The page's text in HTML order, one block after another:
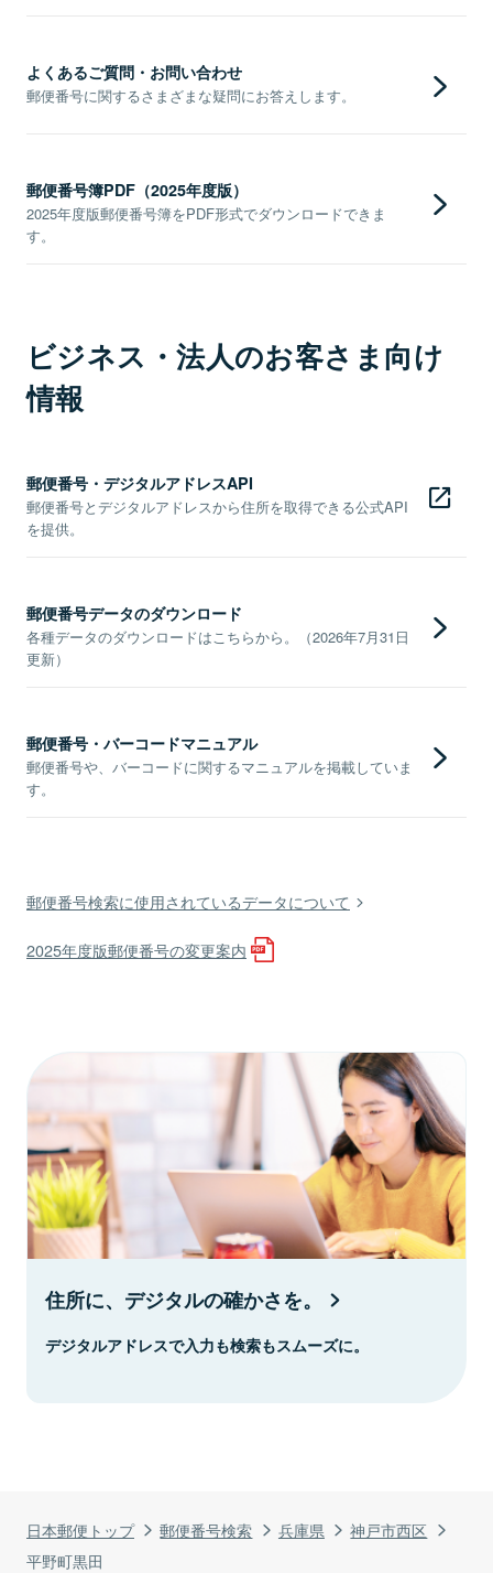
日本郵便トップ 郵便番号検索 兵庫県
神戸市西区
平野町黒田
よくあるご質問・お問い合わせ
郵便番号に関するさまざまな疑問にお答えします。
郵便番号簿PDF（2025年度版）
2025年度版郵便番号簿をPDF形式でダウンロードできま
す。
ビジネス・法人のお客さま向け
情報
郵便番号・デジタルアドレスAPI
郵便番号とデジタルアドレスから住所を取得できる公式API
を提供。
郵便番号データのダウンロード
各種データのダウンロードはこちらから。（2026年7月31日
更新）
郵便番号・バーコードマニュアル
郵便番号や、バーコードに関するマニュアルを掲載していま
す。
郵便番号検索に使用されているデータについて
2025年度版郵便番号の変更案内
住所に、デジタルの確かさを。
デジタルアドレスで入力も検索もスムーズに。